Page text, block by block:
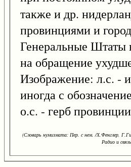
также и др.
провинциями и
Генеральные Штаты
на обращение
Изображение: л.с. -
иногда с
о.с. - герб
(Словарь нумизмата: Пер. с нем. /Х.Фенглер,
Радио и